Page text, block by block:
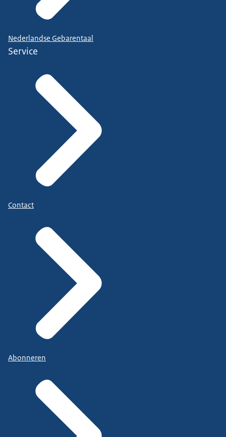
Nederlandse Gebarentaal
Service
Contact
Abonneren